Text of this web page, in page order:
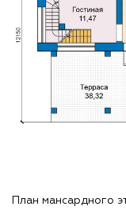
План мансардного